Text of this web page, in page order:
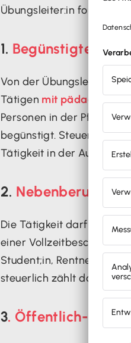
Übungsleiter:in folgende
1. Begünstigte
Von der
Tätigen mit
Personen in der Pflege
begünstigt. Steuerlich
Tätigkeit in der
2.
Die Tätigkeit darf nur
einer
Student;in, Rentner;in
steuerlich zählt das als
3. Öffentlich-